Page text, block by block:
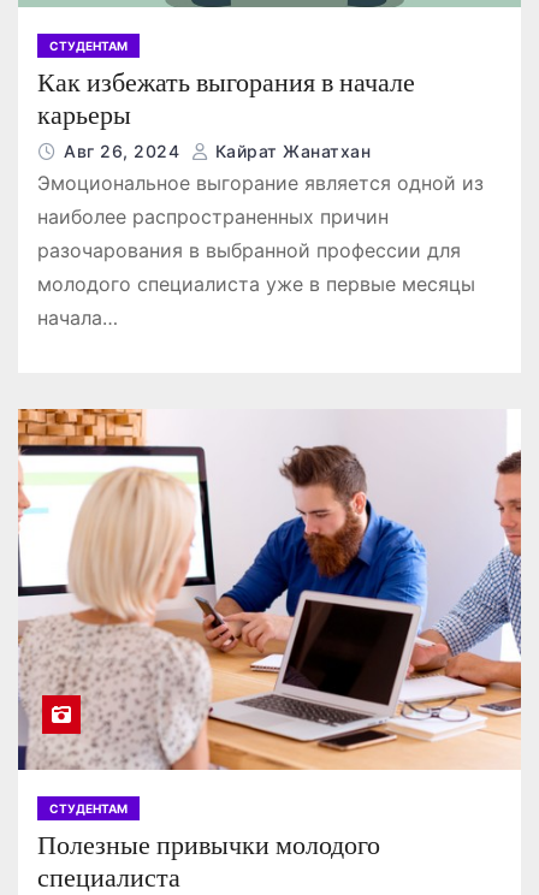
СТУДЕНТАМ
Как избежать выгорания в начале
карьеры
Авг 26, 2024 Кайрат Жанатхан
Эмоциональное выгорание является одной из
наиболее распространенных причин
разочарования в выбранной профессии для
молодого специалиста уже в первые месяцы
начала…
СТУДЕНТАМ
Полезные привычки молодого
специалиста